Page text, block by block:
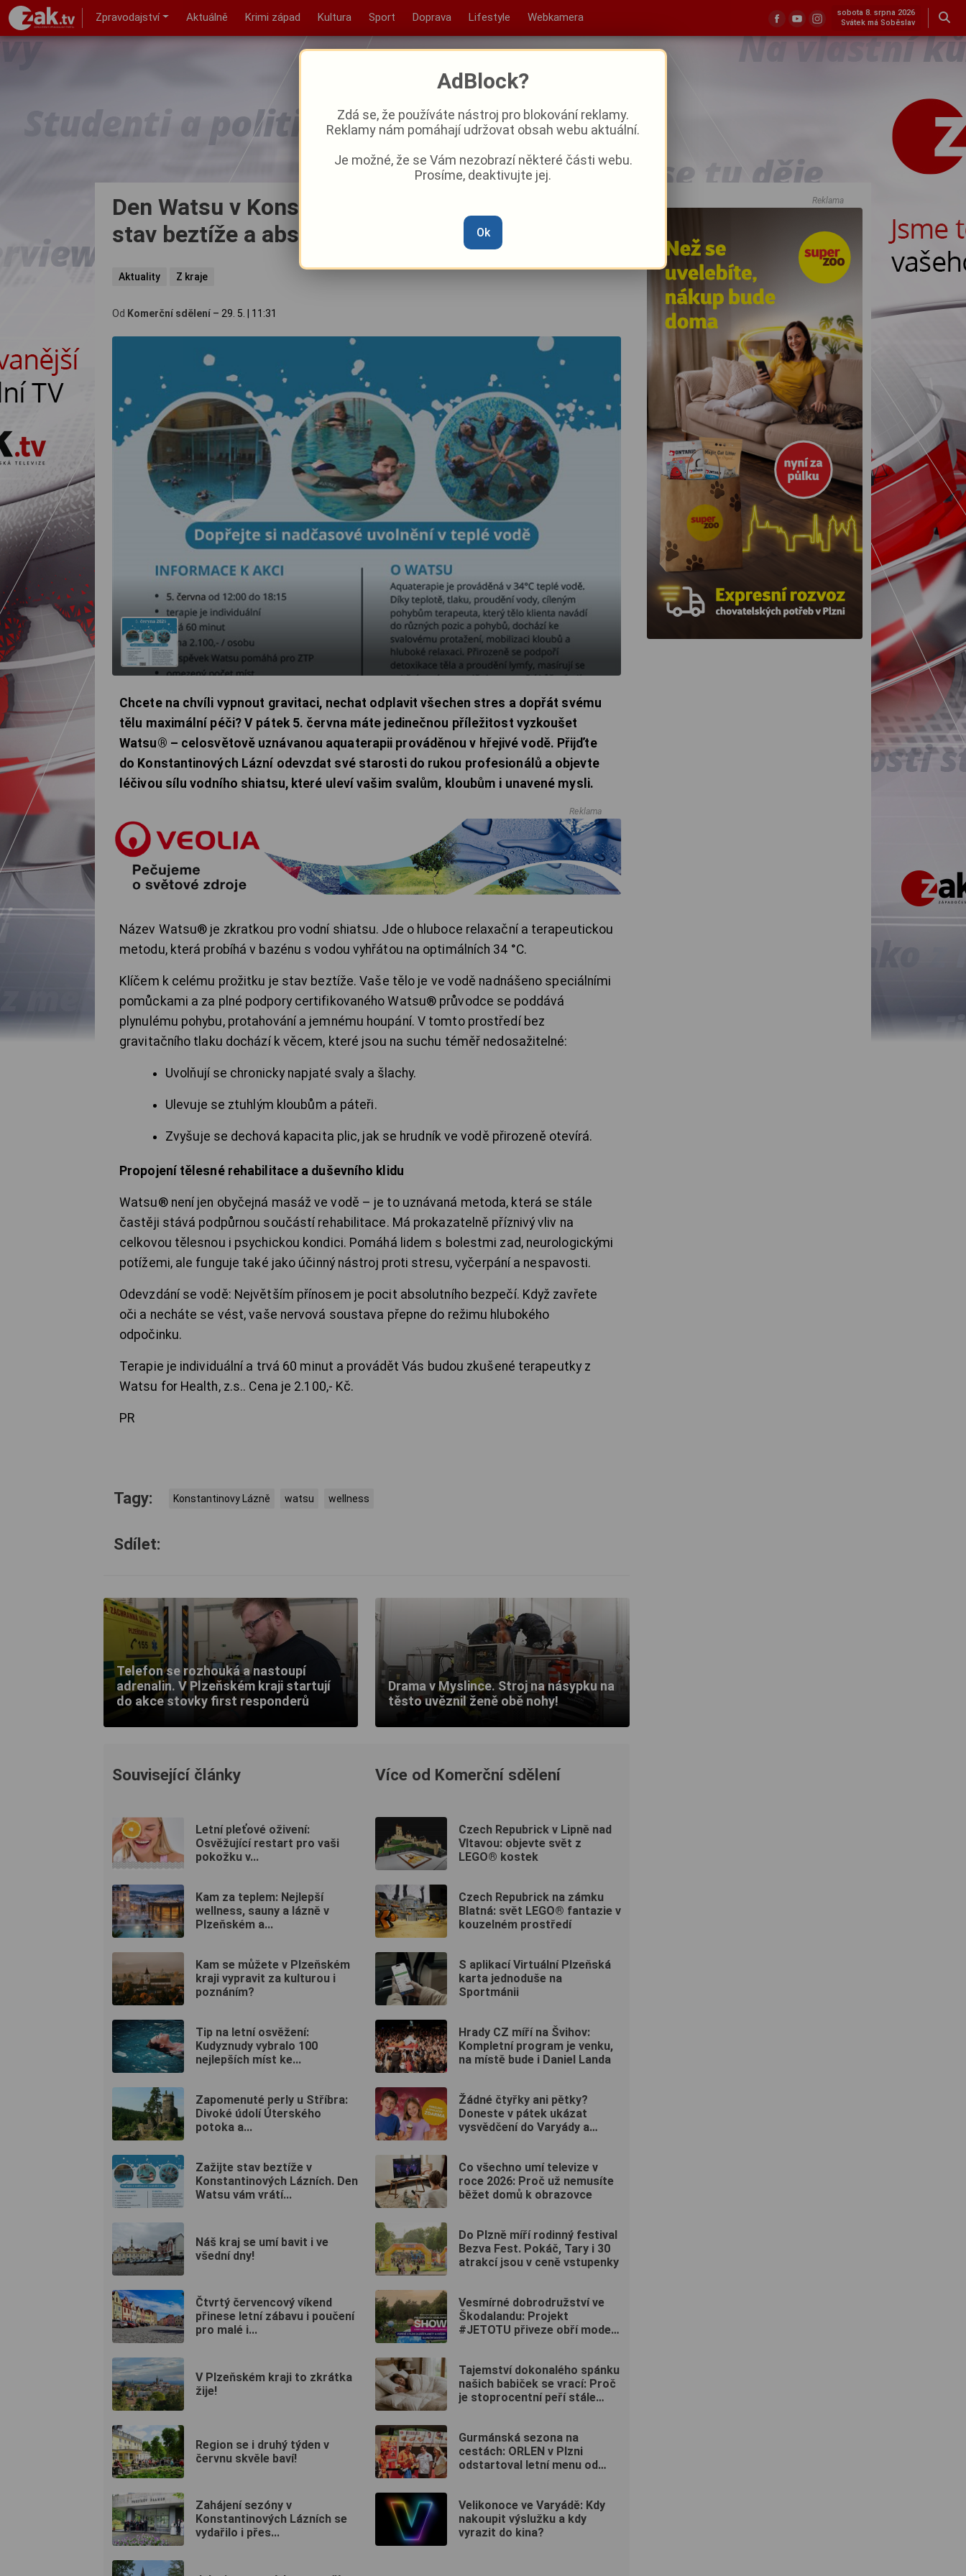
Zpravodajství Aktuálně Krimi západ Kultura Sport Doprava Lifestyle Webkamera
sobota 8. srpna 2026
Svátek má Soběslav
Den Watsu v Konstantinových Lázních: Zažijte
stav beztíže a absolutní uvolnění
Aktuality Z kraje
Od Komerční sdělení – 29. 5. 11:31
Chcete na chvíli vypnout gravitaci, nechat odplavit všechen stres a dopřát svému
tělu maximální péči? V pátek 5. června máte jedinečnou příležitost vyzkoušet
Watsu® – celosvětově uznávanou aquaterapii prováděnou v hřejivé vodě. Přijďte
do Konstantinových Lázní odevzdat své starosti do rukou profesionálů a objevte
léčivou sílu vodního shiatsu, které uleví vašim svalům, kloubům i unavené mysli.
Reklama
Název Watsu® je zkratkou pro vodní shiatsu. Jde o hluboce relaxační a terapeutickou
metodu, která probíhá v bazénu s vodou vyhřátou na optimálních 34 °C.
Klíčem k celému prožitku je stav beztíže. Vaše tělo je ve vodě nadnášeno speciálními
pomůckami a za plné podpory certifikovaného Watsu® průvodce se poddává
plynulému pohybu, protahování a jemnému houpání. V tomto prostředí bez
gravitačního tlaku dochází k věcem, které jsou na suchu téměř nedosažitelné:
Uvolňují se chronicky napjaté svaly a šlachy.
Ulevuje se ztuhlým kloubům a páteři.
Zvyšuje se dechová kapacita plic, jak se hrudník ve vodě přirozeně otevírá.
Propojení tělesné rehabilitace a duševního klidu
Watsu® není jen obyčejná masáž ve vodě – je to uznávaná metoda, která se stále
častěji stává podpůrnou součástí rehabilitace. Má prokazatelně příznivý vliv na
celkovou tělesnou i psychickou kondici. Pomáhá lidem s bolestmi zad, neurologickými
potížemi, ale funguje také jako účinný nástroj proti stresu, vyčerpání a nespavosti.
Odevzdání se vodě: Největším přínosem je pocit absolutního bezpečí. Když zavřete
oči a necháte se vést, vaše nervová soustava přepne do režimu hlubokého
odpočinku.
Terapie je individuální a trvá 60 minut a provádět Vás budou zkušené terapeutky z
Watsu for Health, z.s.. Cena je 2.100,- Kč.
PR
Tagy: Konstantinovy Lázně watsu wellness
Sdílet:
Telefon se rozhouká a nastoupí
adrenalin. V Plzeňském kraji startují
do akce stovky first responderů
Drama v Myslince. Stroj na násypku na
těsto uvěznil ženě obě nohy!
Související články
Letní pleťové oživení:
Osvěžující restart pro vaši
pokožku v...
Kam za teplem: Nejlepší
wellness, sauny a lázně v
Plzeňském a...
Kam se můžete v Plzeňském
kraji vypravit za kulturou i
poznáním?
Tip na letní osvěžení:
Kudyznudy vybralo 100
nejlepších míst ke...
Zapomenuté perly u Stříbra:
Divoké údolí Úterského
potoka a...
Zažijte stav beztíže v
Konstantinových Lázních. Den
Watsu vám vrátí...
Náš kraj se umí bavit i ve
všední dny!
Čtvrtý červencový víkend
přinese letní zábavu i poučení
pro malé i...
V Plzeňském kraji to zkrátka
žije!
Region se i druhý týden v
červnu skvěle baví!
Zahájení sezóny v
Konstantinových Lázních se
vydařilo i přes...
Více od Komerční sdělení
Czech Repubrick v Lipně nad
Vltavou: objevte svět z
LEGO® kostek
Czech Repubrick na zámku
Blatná: svět LEGO® fantazie v
kouzelném prostředí
S aplikací Virtuální Plzeňská
karta jednoduše na
Sportmánii
Hrady CZ míří na Švihov:
Kompletní program je venku,
na místě bude i Daniel Landa
Žádné čtyřky ani pětky?
Doneste v pátek ukázat
vysvědčení do Varyády a
Co všechno umí televize v
roce 2026: Proč už nemusíte
běžet domů k obrazovce
Do Plzně míří rodinný festival
Bezva Fest. Pokáč, Tary i 30
atrakcí jsou v ceně vstupenky
Vesmírné dobrodružství ve
Škodalandu: Projekt
#JETOTU přiveze obří modely
Tajemství dokonalého spánku
našich babiček se vrací: Proč
je stoprocentní peří stále
Gurmánská sezona na
cestách: ORLEN v Plzni
odstartoval letní menu od
Velikonoce ve Varyádě: Kdy
nakoupit výslužku a kdy
vyrazit do kina?
Reklama
AdBlock?
Zdá se, že používáte nástroj pro blokování reklamy.
Reklamy nám pomáhají udržovat obsah webu aktuální.
Je možné, že se Vám nezobrazí některé části webu.
Prosíme, deaktivujte jej.
Ok